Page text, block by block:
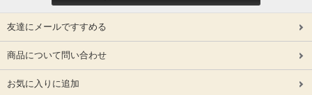
友達にメールですすめる
商品について問い合わせ
お気に入りに追加